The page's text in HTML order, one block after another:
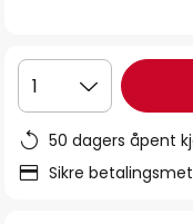
1
50 dagers åpent
Sikre